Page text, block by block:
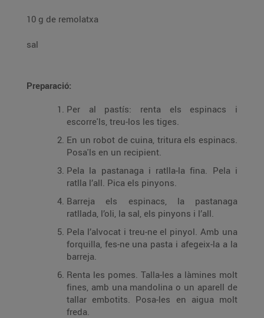
10 g de remolatxa
sal
Preparació:
Per al pastís: renta els espinacs i
escorre'ls, treu-los les tiges.
En un robot de cuina, tritura els espinacs.
Posa'ls en un recipient.
Pela la pastanaga i ratlla-la fina. Pela i
ratlla l’all. Pica els pinyons.
Barreja els espinacs, la pastanaga
ratllada, l’oli, la sal, els pinyons i l’all.
Pela l’alvocat i treu-ne el pinyol. Amb una
forquilla, fes-ne una pasta i afegeix-la a la
barreja.
Renta les pomes. Talla-les a làmines molt
fines, amb una mandolina o un aparell de
tallar embotits. Posa-les en aigua molt
freda.